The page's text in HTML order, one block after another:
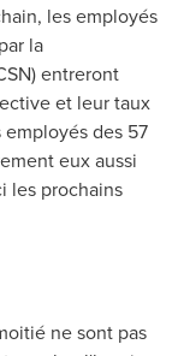
les employés
la
entreront
et leur taux
des 57
eux aussi
les prochains
ne sont pas